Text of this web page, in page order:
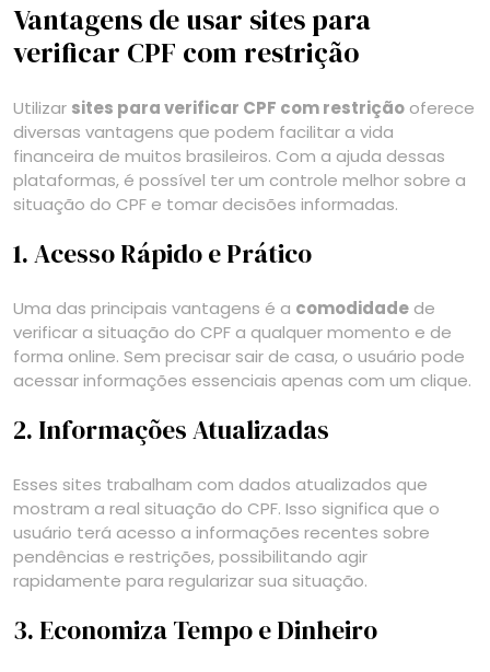
Vantagens de usar sites para
verificar CPF com restrição
Utilizar sites para verificar CPF com restrição oferece
diversas vantagens que podem facilitar a vida
financeira de muitos brasileiros. Com a ajuda dessas
plataformas, é possível ter um controle melhor sobre a
situação do CPF e tomar decisões informadas.
1. Acesso Rápido e Prático
Uma das principais vantagens é a comodidade de
verificar a situação do CPF a qualquer momento e de
forma online. Sem precisar sair de casa, o usuário pode
acessar informações essenciais apenas com um clique.
2. Informações Atualizadas
Esses sites trabalham com dados atualizados que
mostram a real situação do CPF. Isso significa que o
usuário terá acesso a informações recentes sobre
pendências e restrições, possibilitando agir
rapidamente para regularizar sua situação.
3. Economiza Tempo e Dinheiro